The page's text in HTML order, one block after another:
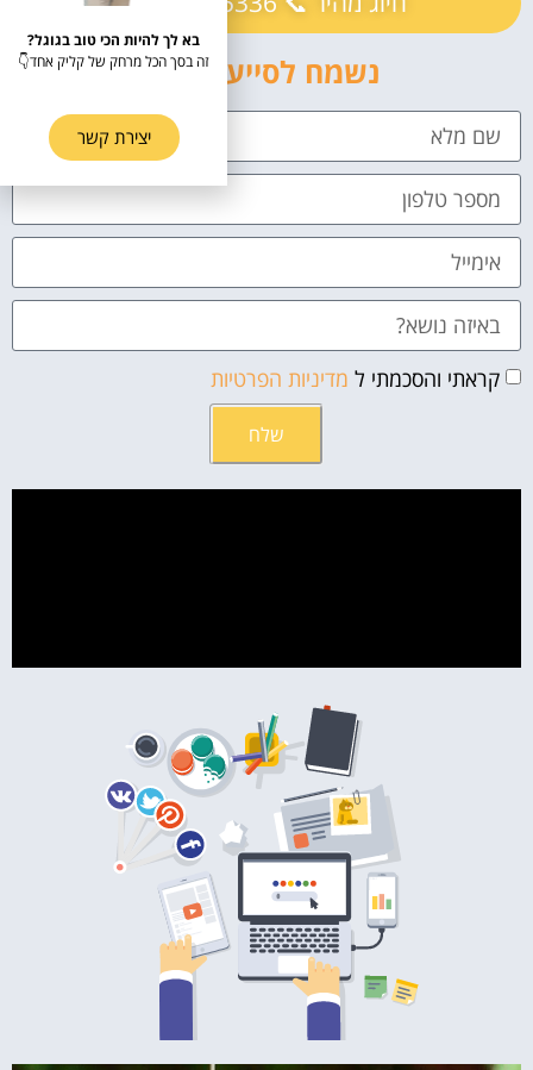
נשמח לסייע לך 👇
קראתי והסכמתי ל מדיניות הפרטיות
שלח
בא לך להיות הכי טוב בגוגל?
זה בסך הכל מרחק של קליק אחד👇
יצירת קשר